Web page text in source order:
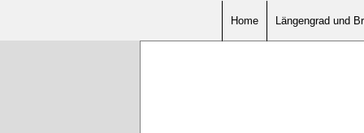
Home Längengrad und